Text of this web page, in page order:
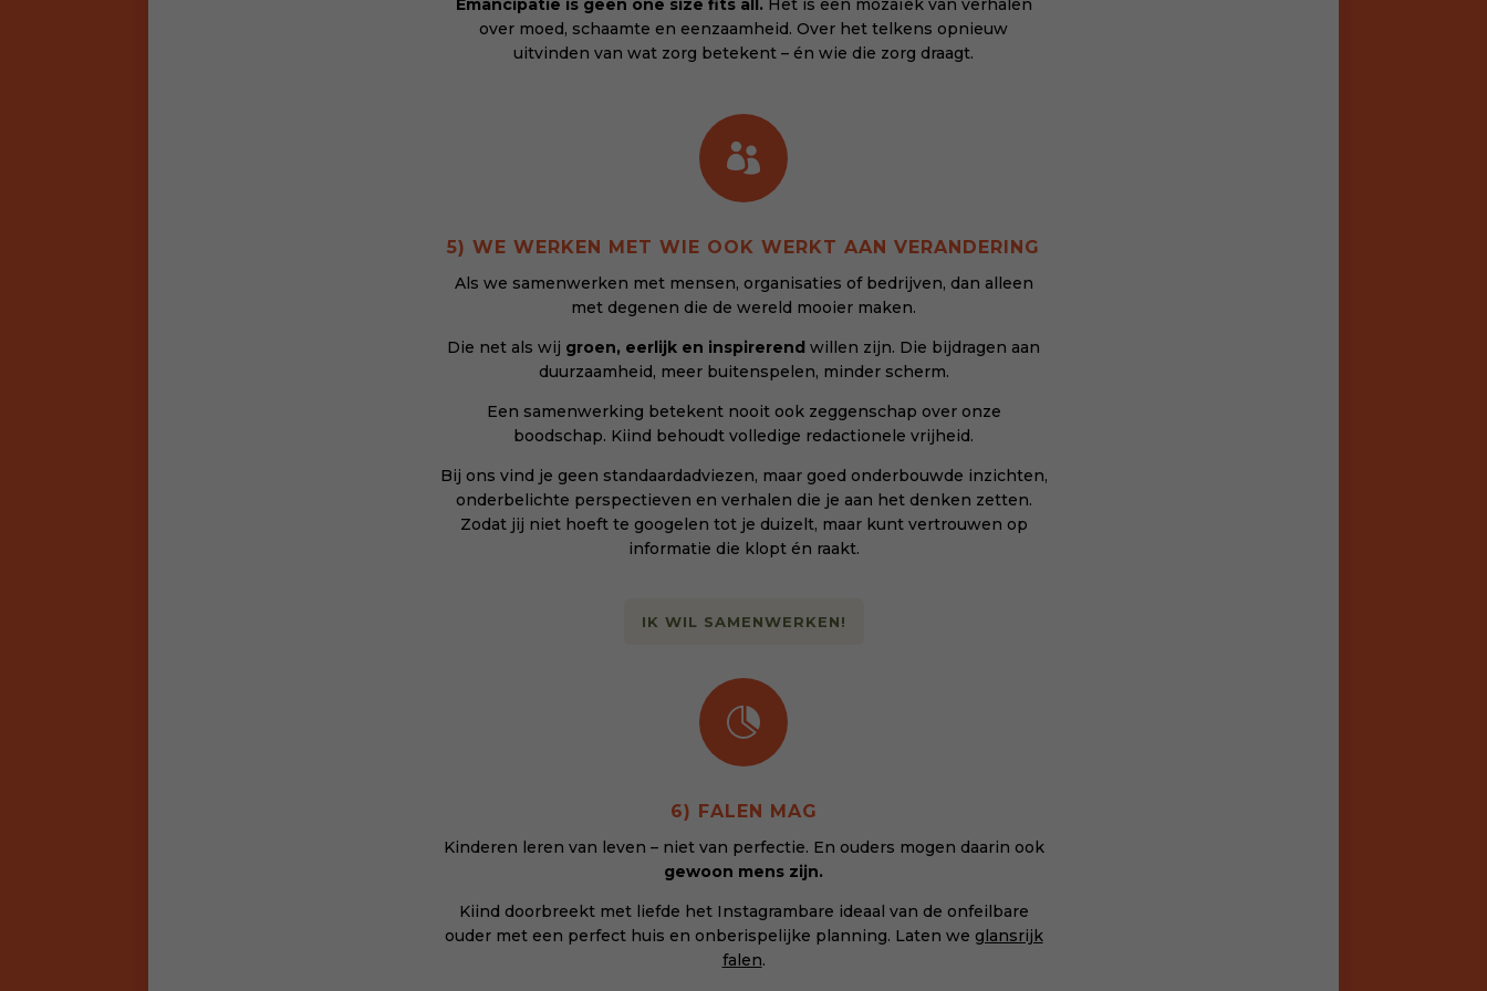
Emancipatie is geen one size fits all. Het is een mozaïek van verhalen
over moed, schaamte en eenzaamheid. Over het telkens opnieuw
uitvinden van wat zorg betekent – én wie die zorg draagt.

5) WE WERKEN MET WIE OOK WERKT AAN VERANDERING
Als we samenwerken met mensen, organisaties of bedrijven, dan alleen
met degenen die de wereld mooier maken.
Die net als wij groen, eerlijk en inspirerend willen zijn. Die bijdragen aan
duurzaamheid, meer buitenspelen, minder scherm.
Een samenwerking betekent nooit ook zeggenschap over onze
boodschap. Kiind behoudt volledige redactionele vrijheid.
Bij ons vind je geen standaardadviezen, maar goed onderbouwde inzichten,
onderbelichte perspectieven en verhalen die je aan het denken zetten.
Zodat jij niet hoeft te googelen tot je duizelt, maar kunt vertrouwen op
informatie die klopt én raakt.
IK WIL SAMENWERKEN!

6) FALEN MAG
Kinderen leren van leven – niet van perfectie. En ouders mogen daarin ook
gewoon mens zijn.
Kiind doorbreekt met liefde het Instagrambare ideaal van de onfeilbare
ouder met een perfect huis en onberispelijke planning. Laten we glansrijk
falen.